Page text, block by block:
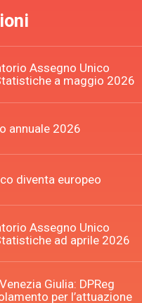
Assegno Unico
a maggio 2026
annuale 2026
diventa europeo
Assegno Unico
ad aprile 2026
Giulia: DPReg
per l’attuazione